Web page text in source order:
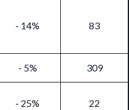
- 14% 83
- 5% 309
- 25% 22